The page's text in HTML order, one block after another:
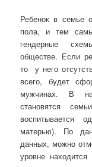
Ребенок в семье
пола, и тем
гендерные
обществе. Если
то у него
всего, будет
мужчинах. В
становятся
воспитывается
матерью). По
данных, можно
уровне находится